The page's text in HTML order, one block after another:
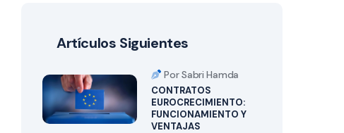
Artículos Siguientes
Por Sabri Hamda
CONTRATOS
EUROCRECIMIENTO:
FUNCIONAMIENTO Y
VENTAJAS